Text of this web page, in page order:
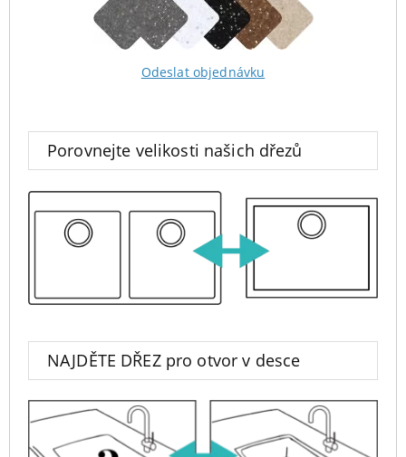
Odeslat objednávku
Porovnejte velikosti našich dřezů
NAJDĚTE DŘEZ pro otvor v desce